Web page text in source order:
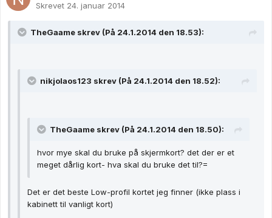
Skrevet 24. januar 2014
TheGaame skrev (På 24.1.2014 den 18.53):
nikjolaos123 skrev (På 24.1.2014 den 18.52):
TheGaame skrev (På 24.1.2014 den 18.50):
hvor mye skal du bruke på skjermkort? det der er et
meget dårlig kort- hva skal du bruke det til?=
Det er det beste Low-profil kortet jeg finner (ikke plass i
kabinett til vanligt kort)